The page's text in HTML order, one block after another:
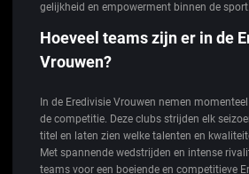
gelijkheid en empowerment binnen de sport.
Hoeveel teams zijn er in de
Vrouwen?
In de Eredivisie Vrouwen nemen
de competitie. Deze clubs strijden elk
titel en laten zien welke talenten en
Met spannende wedstrijden en intense
teams voor een boeiende en competitieve